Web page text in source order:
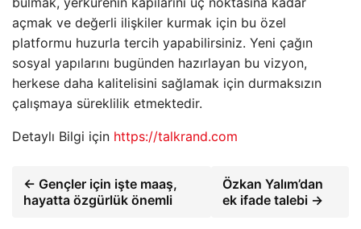
açmak ve değerli ilişkiler kurmak için bu özel
platformu huzurla tercih yapabilirsiniz. Yeni çağın
sosyal yapılarını bugünden hazırlayan bu vizyon,
herkese daha kalitelisini sağlamak için durmaksızın
çalışmaya süreklilik etmektedir.
Detaylı Bilgi için https://talkrand.com
← Gençler için işte maaş,
hayatta özgürlük önemli
Özkan Yalım’dan
ek ifade talebi →